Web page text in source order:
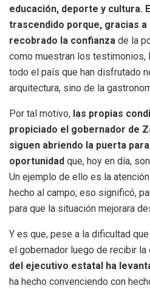
educación, deporte y cultura.
trascendido porque, gracias
recobrado la confianza de la
como muestran los testimonios,
todo el país que han disfrutado
arquitectura, sino de la
Por tal motivo, las propias
propiciado el gobernador de
siguen abriendo la puerta
oportunidad que, hoy en día,
Un ejemplo de ello es la
hecho al campo; eso significó,
para que la situación mejorara
Y es que, pese a la dificultad
el gobernador luego de recibir
del ejecutivo estatal ha
ha hecho convenciendo con